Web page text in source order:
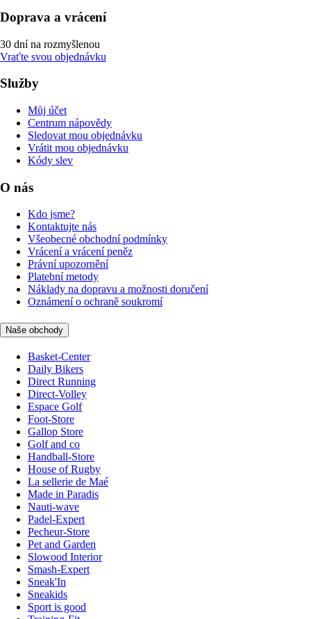
Doprava a vrácení
30 dní na rozmyšlenou
Vraťte svou objednávku
Služby
Můj účet
Centrum nápovědy
Sledovat mou objednávku
Vrátit mou objednávku
Kódy slev
O nás
Kdo jsme?
Kontaktujte nás
Všeobecné obchodní podmínky
Vrácení a vrácení peněz
Právní upozornění
Platební metody
Náklady na dopravu a možnosti doručení
Oznámení o ochraně soukromí
Naše obchody
Basket-Center
Daily Bikers
Direct Running
Direct-Volley
Espace Golf
Foot-Store
Gallop Store
Golf and co
Handball-Store
House of Rugby
La sellerie de Maé
Made in Paradis
Nauti-wave
Padel-Expert
Pecheur-Store
Pet and Garden
Slowood Interior
Smash-Expert
Sneak'In
Sneakids
Sport is good